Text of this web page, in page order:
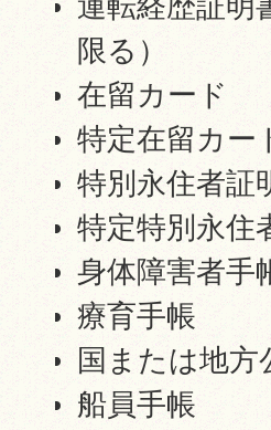
限る）
在留カード
特定在留カー
特別永住者証
特定特別永住
身体障害者手
療育手帳
国または地
船員手帳